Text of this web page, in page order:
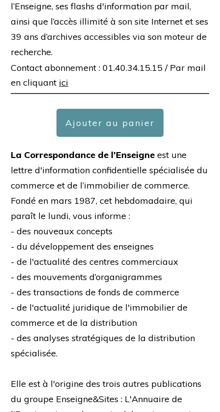
l’Enseigne, ses flashs d'information par mail,
ainsi que l’accès illimité à son site Internet et ses
39 ans d’archives accessibles via son moteur de
recherche.
Contact abonnement : 01.40.34.15.15 / Par mail
en cliquant ici
Ajouter au panier
La Correspondance de l’Enseigne est une
lettre d'information confidentielle spécialisée du
commerce et de l’immobilier de commerce.
Fondé en mars 1987, cet hebdomadaire, qui
paraît le lundi, vous informe :
- des nouveaux concepts
- du développement des enseignes
- de l'actualité des centres commerciaux
- des mouvements d’organigrammes
- des transactions de fonds de commerce
- de l'actualité juridique de l'immobilier de
commerce et de la distribution
- des analyses stratégiques de la distribution
spécialisée.
Elle est à l'origine des trois autres publications
du groupe Enseigne&Sites : L'Annuaire de